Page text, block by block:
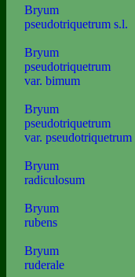
Bryum
pseudotriquetrum s.l.
Bryum
pseudotriquetrum
var. bimum
Bryum
pseudotriquetrum
var. pseudotriquetrum
Bryum
radiculosum
Bryum
rubens
Bryum
ruderale